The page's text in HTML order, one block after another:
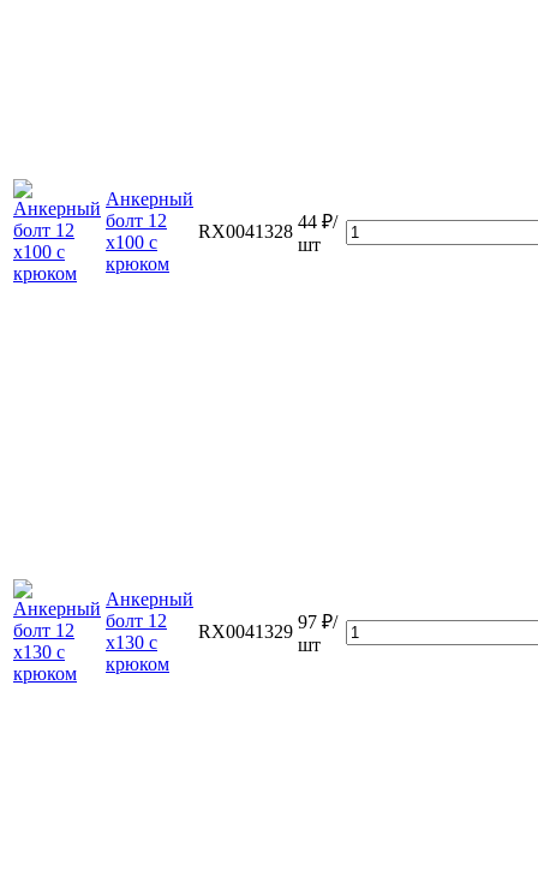
Анкерный
болт 12
х100 с
крюком
RX0041328 44 ₽/
шт
Анкерный
болт 12
х130 с
крюком
RX0041329 97 ₽/
шт